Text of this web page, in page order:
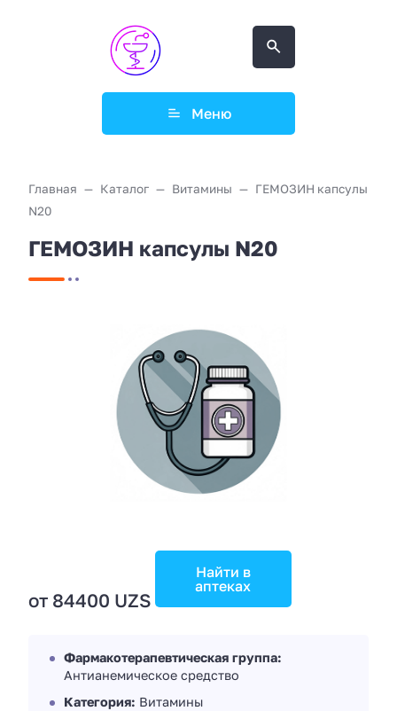
Меню
Главная Каталог Витамины
ГЕМОЗИН капсулы
N20
ГЕМОЗИН капсулы N20
от 84400 UZS
Найти в
аптеках
Фармакотерапевтическая группа:
Антианемическое средство
Категория: Витамины